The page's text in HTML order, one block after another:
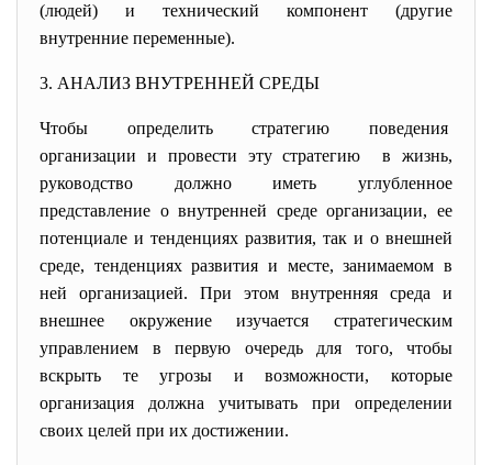
(людей) и технический компонент (другие
внутренние переменные).
3. АНАЛИЗ ВНУТРЕННЕЙ СРЕДЫ
Чтобы определить стратегию поведения
организации и провести эту стратегию в жизнь,
руководство должно иметь углубленное
представление о внутренней среде организации, ее
потенциале и тенденциях развития, так и о внешней
среде, тенденциях развития и месте, занимаемом в
ней организацией. При этом внутренняя среда и
внешнее окружение изучается стратегическим
управлением в первую очередь для того, чтобы
вскрыть те угрозы и возможности, которые
организация должна учитывать при определении
своих целей при их достижении.